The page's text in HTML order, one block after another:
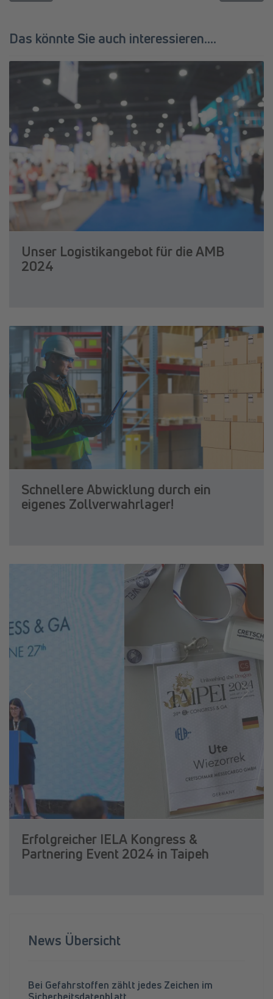
Das könnte Sie auch interessieren....
Unser Logistikangebot für die AMB
2024
Schnellere Abwicklung durch ein
eigenes Zollverwahrlager!
Next
Erfolgreicher IELA Kongress &
Partnering Event 2024 in Taipeh
News Übersicht
Bei Gefahrstoffen zählt jedes Zeichen im